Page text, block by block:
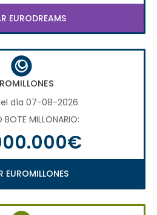
EURODREAMS
día 07-08-2026
BOTE MILLONARIO:
EUROMILLONES